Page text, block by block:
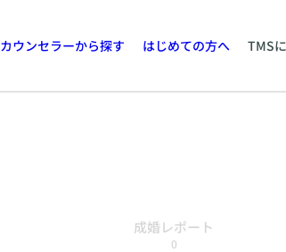
カウンセラーから探す はじめての方へ TMS
成婚レポート
0